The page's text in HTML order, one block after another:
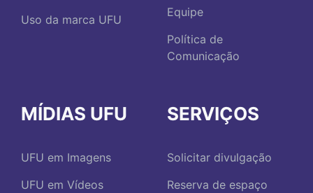
Uso da marca UFU
Equipe
Política de
Comunicação
MÍDIAS UFU
UFU em Imagens
UFU em Vídeos
SERVIÇOS
Solicitar divulgação
Reserva de espaço